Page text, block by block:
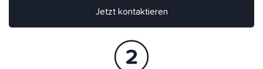
Jetzt kontaktieren